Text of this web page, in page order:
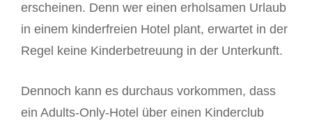
erscheinen. Denn wer einen erholsamen Urlaub
in einem kinderfreien Hotel plant, erwartet in der
Regel keine Kinderbetreuung in der Unterkunft.
Dennoch kann es durchaus vorkommen, dass
ein Adults-Only-Hotel über einen Kinderclub